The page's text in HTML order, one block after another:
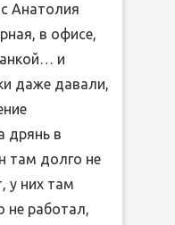
с Анатолия
в офисе,
и
даже давали,
дрянь в
там долго не
у них там
не работал,